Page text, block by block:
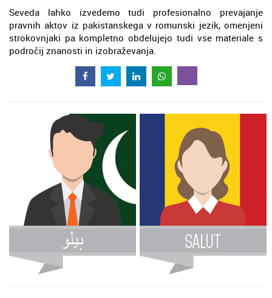
Seveda lahko izvedemo tudi profesionalno prevajanje
pravnih aktov iz pakistanskega v romunski jezik, omenjeni
strokovnjaki pa kompletno obdelujejo tudi vse materiale s
področij znanosti in izobraževanja.